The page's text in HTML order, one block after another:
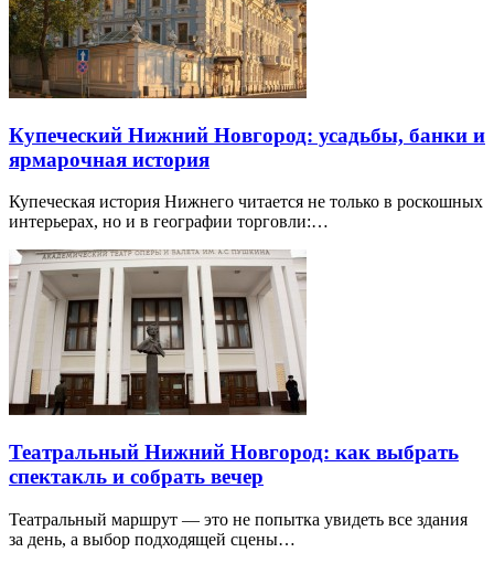
Купеческий Нижний Новгород: усадьбы, банки и
ярмарочная история
Купеческая история Нижнего читается не только в роскошных
интерьерах, но и в географии торговли:…
Театральный Нижний Новгород: как выбрать
спектакль и собрать вечер
Театральный маршрут — это не попытка увидеть все здания
за день, а выбор подходящей сцены…